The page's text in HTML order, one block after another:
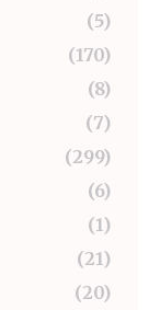
(5)
(170)
(8)
(7)
(299)
(6)
(1)
(21)
(20)